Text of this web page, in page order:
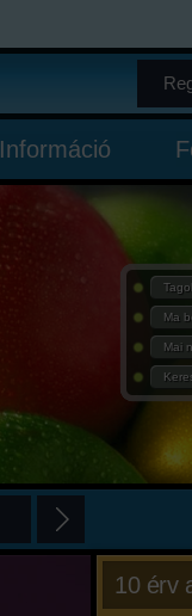
Információ
Ma
Mai
10 érv